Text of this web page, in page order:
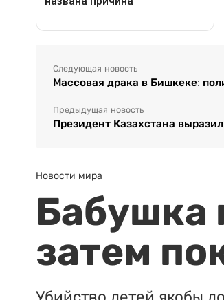
Следующая новость
Массовая драка в Бишкеке:
Предыдущая новость
Президент Казахстана
Новости мира
Бабушка
затем